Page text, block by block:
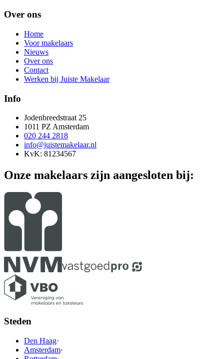
Over ons
Home
Voor makelaars
Nieuws
Over ons
Contact
Werken bij Juiste Makelaar
Info
Jodenbreedstraat 25
1011 PZ Amsterdam
020 244 2818
info@juistemakelaar.nl
KvK: 81234567
Onze makelaars zijn aangesloten bij:
Steden
Den Haag·
Amsterdam·